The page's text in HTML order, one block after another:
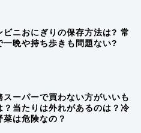
ビニおにぎりの保存方法は? 常
一晩や持ち歩きも問題ない?
スーパーで買わない方がいいも
？当たりは外れがあるのは？冷
菜は危険なの？